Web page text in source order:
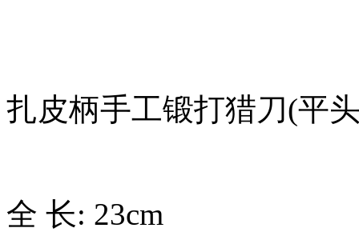
扎皮柄手工锻打猎刀(平
全 长: 23cm